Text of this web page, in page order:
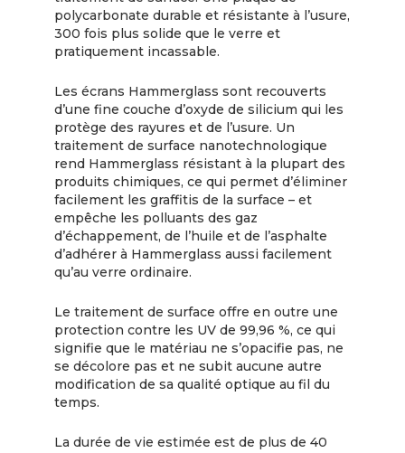
polycarbonate durable et résistante à l’usure,
300 fois plus solide que le verre et
pratiquement incassable.
Les écrans Hammerglass sont recouverts
d’une fine couche d’oxyde de silicium qui les
protège des rayures et de l’usure. Un
traitement de surface nanotechnologique
rend Hammerglass résistant à la plupart des
produits chimiques, ce qui permet d’éliminer
facilement les graffitis de la surface – et
empêche les polluants des gaz
d’échappement, de l’huile et de l’asphalte
d’adhérer à Hammerglass aussi facilement
qu’au verre ordinaire.
Le traitement de surface offre en outre une
protection contre les UV de 99,96 %, ce qui
signifie que le matériau ne s’opacifie pas, ne
se décolore pas et ne subit aucune autre
modification de sa qualité optique au fil du
temps.
La durée de vie estimée est de plus de 40